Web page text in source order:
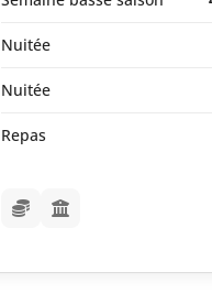
Nuitée
Nuitée
Repas